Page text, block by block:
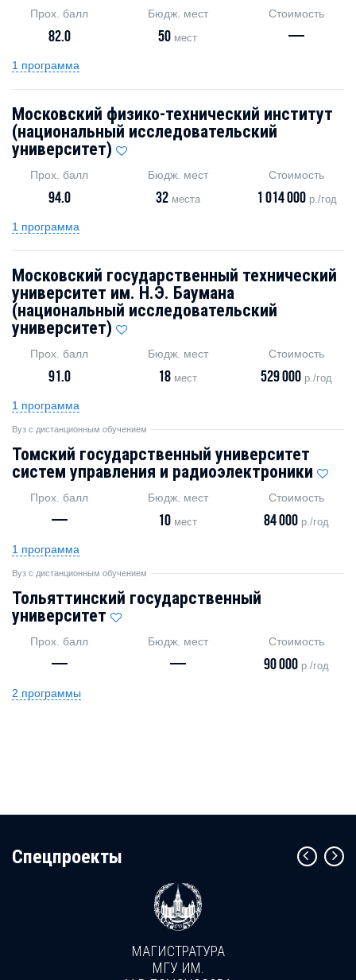
Прох. балл
82.0
Бюдж. мест
50 мест
Стоимость
—
1 программа
Московский физико-технический институт
(национальный исследовательский
университет)
Прох. балл
94.0
Бюдж. мест
32места
Стоимость
1 014 000р./год
1 программа
Московский государственный технический
университет им. Н.Э. Баумана
(национальный исследовательский
университет)
Прох. балл
91.0
Бюдж. мест
18 мест
Стоимость
529 000 р./год
1 программа
Вуз с дистанционным обучением
Томский государственный университет
систем управления и радиоэлектроники
Прох. балл
—
Бюдж. мест
10 мест
Стоимость
84 000 р./год
1 программа
Вуз с дистанционным обучением
Тольяттинский государственный
университет
Прох. балл
—
Бюдж. мест
—
Стоимость
90 000 р./год
2 программы
Cпецпроекты
МАГИСТРАТУРА
МГУ ИМ.